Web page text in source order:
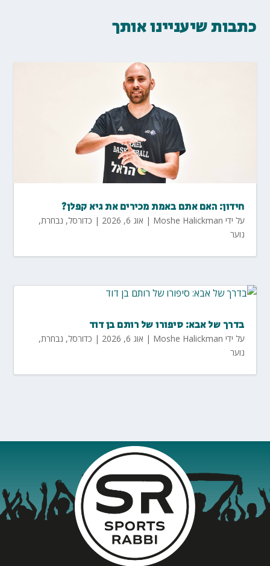
כתבות שיעניינו אותך
חידון: האם אתם באמת מכירים את גיא קפלן?
על ידי Moshe Halickman
| אוג 6, 2026 | כדורסל, נבחרת,
נוער
בדרך של אבא: סיפורו של רותם בן דוד
על ידי Moshe Halickman
| אוג 6, 2026 | כדורסל, נבחרת,
נוער